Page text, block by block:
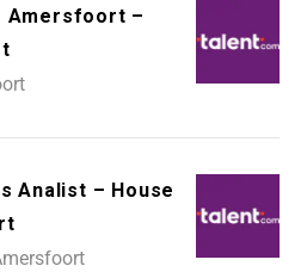
Amersfoort –
Analist – House